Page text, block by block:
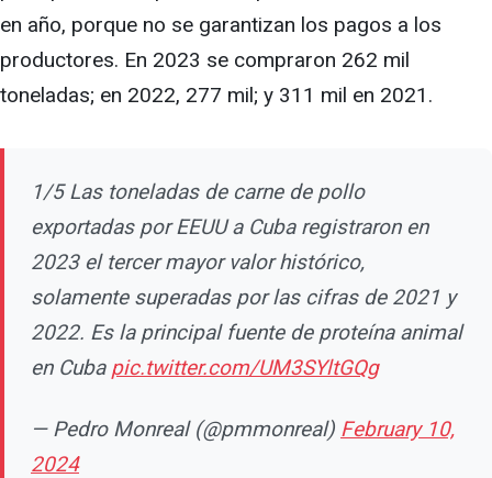
en año, porque no se garantizan los pagos a los
productores. En 2023 se compraron 262 mil
toneladas; en 2022, 277 mil; y 311 mil en 2021.
1/5 Las toneladas de carne de pollo
exportadas por EEUU a Cuba registraron en
2023 el tercer mayor valor histórico,
solamente superadas por las cifras de 2021 y
2022. Es la principal fuente de proteína animal
en Cuba pic.twitter.com/UM3SYltGQg
— Pedro Monreal (@pmmonreal) February 10,
2024